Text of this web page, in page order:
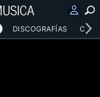
DISCOGRAFÍAS